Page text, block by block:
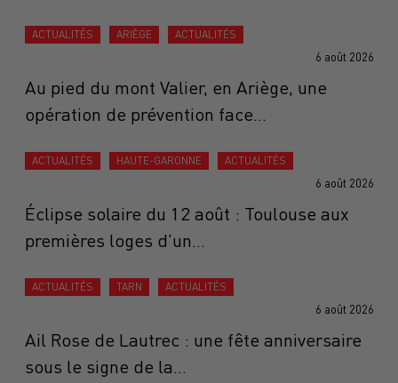
ACTUALITÉS ARIÈGE ACTUALITÉS
6 août 2026
Au pied du mont Valier, en Ariège, une
opération de prévention face...
ACTUALITÉS HAUTE-GARONNE ACTUALITÉS
6 août 2026
Éclipse solaire du 12 août : Toulouse aux
premières loges d'un...
ACTUALITÉS TARN ACTUALITÉS
6 août 2026
Ail Rose de Lautrec : une fête anniversaire
sous le signe de la...